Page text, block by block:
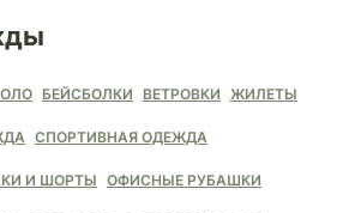
БЕЙСБОЛКИ ВЕТРОВКИ ЖИЛЕТЫ
СПОРТИВНАЯ ОДЕЖДА
И ШОРТЫ ОФИСНЫЕ РУБАШКИ